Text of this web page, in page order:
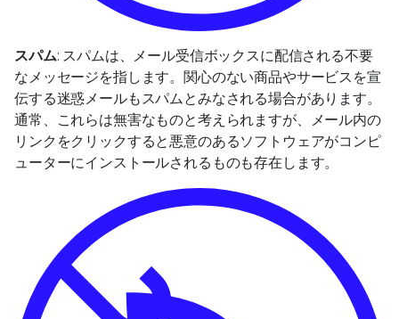
スパム: スパムは、メール受信ボックスに配信される不要
なメッセージを指します。関心のない商品やサービスを宣
伝する迷惑メールもスパムとみなされる場合があります。
通常、これらは無害なものと考えられますが、メール内の
リンクをクリックすると悪意のあるソフトウェアがコンピ
ューターにインストールされるものも存在します。